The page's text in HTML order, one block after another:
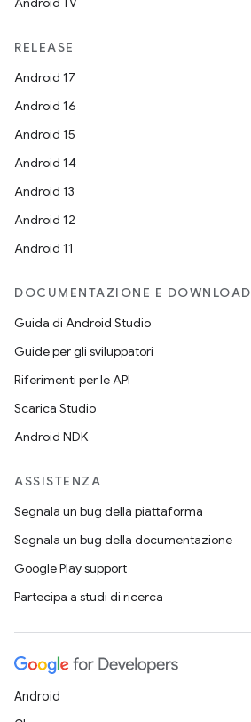
RELEASE
Android 17
Android 16
Android 15
Android 14
Android 13
Android 12
Android 11
DOCUMENTAZIONE E DOWNLOAD
Guida di Android Studio
Guide per gli sviluppatori
Riferimenti per le API
Scarica Studio
Android NDK
ASSISTENZA
Segnala un bug della piattaforma
Segnala un bug della documentazione
Google Play support
Partecipa a studi di ricerca
Android